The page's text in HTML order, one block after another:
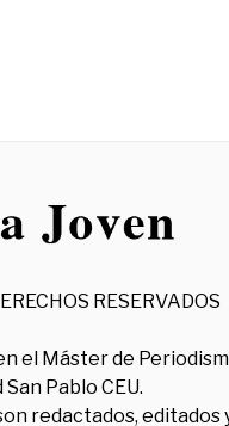
RESERVADOS
el Máster de
Pablo CEU.
redactados, editados